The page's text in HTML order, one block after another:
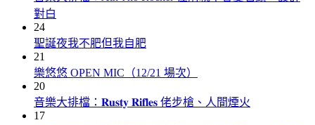
對白
24
聖誕夜我不肥但我自肥
21
樂悠悠 OPEN MIC（12/21 場次）
20
音樂大排檔：𝐑𝐮𝐬𝐭𝐲 𝐑𝐢𝐟𝐥𝐞𝐬 佬步槍、人間煙火
17